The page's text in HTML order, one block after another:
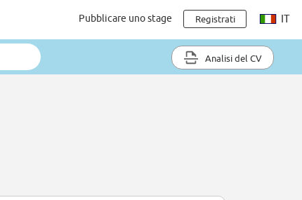
Pubblicare uno stage Registrati IT
Analisi del CV